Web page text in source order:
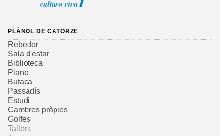
PLÀNOL DE CATORZE
Rebedor
Sala d'estar
Biblioteca
Piano
Butaca
Passadís
Estudi
Cambres pròpies
Golfes
Tallers